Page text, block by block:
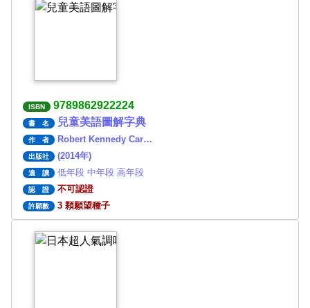
ISBN 9789862922224
書 名 兒童美語圖解字典
作 者 Robert Kennedy Car…
出版社 (2014年)
適 讀 低年段 中年段 高年段
認 證 不可認證
許願數 3 顆願望種子